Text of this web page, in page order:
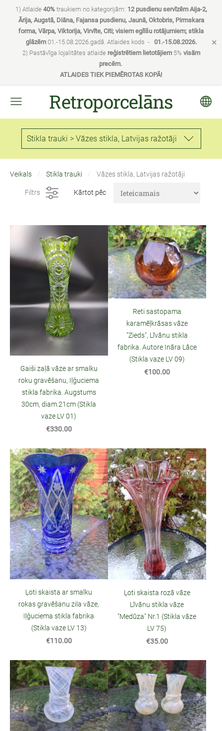
1) Atlaide 40%traukiem no kategorijām: 12 pusdienu servīzēm Aija-2,
Ārija, Augstā, Diāna, Fajansa pusdienu, Jaunā, Oktobris, Pirmskara
forma, Vārpa, Viktorija, Virvīte, Citi; visiem eglīšu rotājumiem; stikla
glāzēm 01.-15.08.2026.gadā. Atlaides kods - 01.-15.08.2026.
2) Pastāvīga lojalitātes atlaide reģistrētiem lietotājiem5% visām
precēm.
ATLAIDES TIEK PIEMĒROTAS KOPĀ!
×
Retroporcelāns
Stikla trauki > Vāzes stikla, Latvijas ražotāji
Veikals Stikla trauki Vāzes stikla, Latvijas ražotāji
Filtrs Kārtot pēc
Gaiši zaļā vāze ar smalku
roku gravēšanu, Iļģuciema
stikla fabrika. Augstums
30cm, diam.21cm (Stikla
vaze LV 01)
€330.00
Reti sastopama
karamēļkrāsas vāze
"Zieds", Līvānu stikla
fabrika. Autore Ināra Lāce
(Stikla vaze LV 09)
€100.00
Ļoti skaista ar smalku
rokas gravēšanu zila vāze,
Iļģuciema stikla fabrika
(Stikla vaze LV 13)
€110.00
Ļoti skaista rozā vāze
Līvānu stikla vāze
"Medūza" Nr.1 (Stikla vāze
LV 75)
€35.00